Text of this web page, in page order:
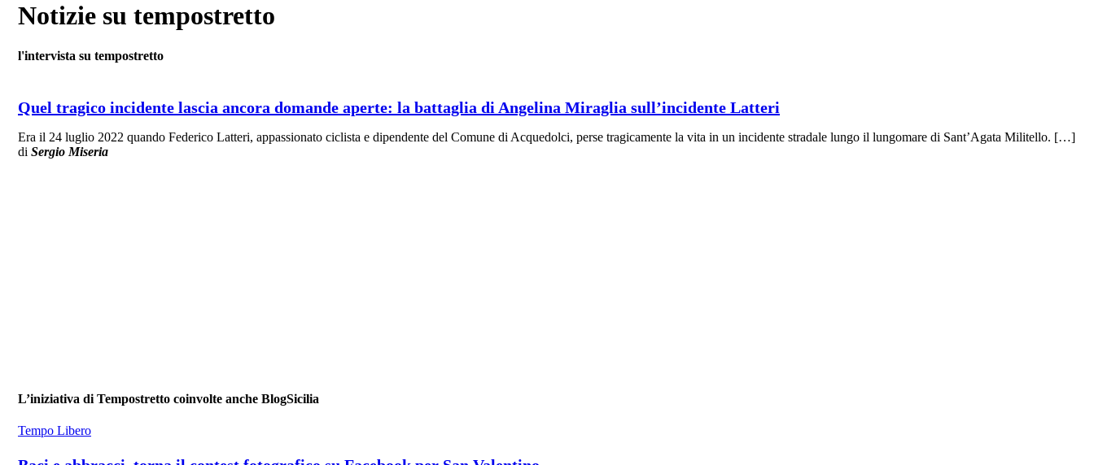
Notizie su tempostretto
l'intervista su tempostretto
Quel tragico incidente lascia ancora domande aperte: la battaglia di Angelina Miraglia sull’incidente Latteri
Era il 24 luglio 2022 quando Federico Latteri, appassionato ciclista e dipendente del Comune di Acquedolci, perse tragicamente la vita in un incidente stradale lungo il lungomare di Sant’Agata Militello. […]
di Sergio Miseria
L’iniziativa di Tempostretto coinvolte anche BlogSicilia
Tempo Libero